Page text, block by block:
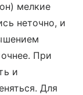
мелкие
неточно, и
При
и
Для